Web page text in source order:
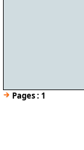
Pages : 1